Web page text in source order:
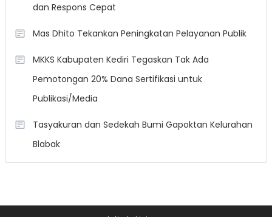
dan Respons Cepat
Mas Dhito Tekankan Peningkatan Pelayanan Publik
MKKS Kabupaten Kediri Tegaskan Tak Ada
Pemotongan 20% Dana Sertifikasi untuk
Publikasi/Media
Tasyakuran dan Sedekah Bumi Gapoktan Kelurahan
Blabak